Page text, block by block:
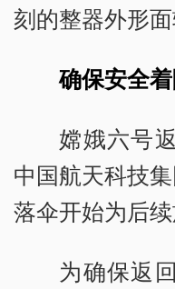
刻的整器外形面
确保安全
嫦娥六号
中国航天科技
落伞开始为后续
为确保返